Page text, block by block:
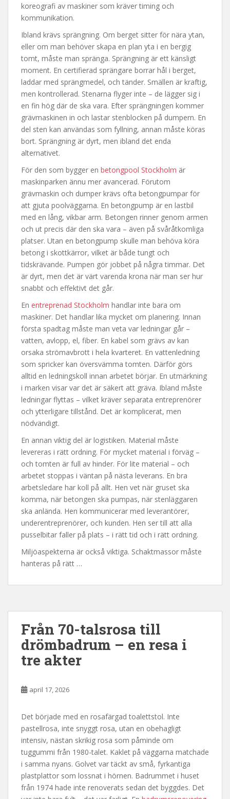
koreografi av maskiner som kräver timing och
kommunikation.
Ibland krävs sprängning. Om berget sitter för nära ytan,
eller om man behöver skapa en plan yta i en bergig
tomt, måste man spränga. Sprängning är ett känsligt
moment. En certifierad sprängare borrar hål i berget,
laddar med sprängmedel, och tänder. Smällen är kraftig,
men kontrollerad. Stenarna flyger inte – de lägger sig i
en fin hög där de ska vara. Efter sprängningen kommer
grävmaskinen in och lastar stenblocken på dumpern. En
del sten kan användas som fyllning, annan måste köras
bort. Sprängning är dyrt, men ibland det enda
alternativet.
För den som bygger en betongpool Stockholm är
maskinparken ännu mer avancerad. Förutom
grävmaskin och dumper krävs ofta betongpumpar för
att gjuta poolväggarna. En betongpump är en lastbil
med en lång, vikbar arm. Betongen rinner genom armen
och ut precis där den ska vara – även på svåråtkomliga
platser. Utan en betongpump skulle man behöva köra
betong i skottkärror, vilket är både tungt och
tidskrävande. Pumpen gör jobbet på några timmar. Det
är dyrt, men det är värt varenda krona när man ser hur
snabbt och effektivt det går.
En entreprenad Stockholm handlar inte bara om
maskiner. Det handlar lika mycket om planering. Innan
första spadtag måste man veta var ledningar går –
vatten, avlopp, el, fiber. En kabel som grävs av kan
orsaka strömavbrott i hela kvarteret. En vattenledning
som spricker kan översvämma tomten. Därför görs
alltid en ledningskoll innan arbetet börjar. En utmärkning
i marken visar var det är säkert att gräva. Ibland måste
ledningar flyttas – vilket kräver separata entreprenörer
och ytterligare tillstånd. Det är komplicerat, men
nödvändigt.
En annan viktig del är logistiken. Material måste
levereras i rätt ordning. För mycket material i förväg –
och tomten är full av hinder. För lite material – och
arbetet stoppas i väntan på nästa leverans. En bra
arbetsledare har koll på allt. Hen vet när gruset ska
komma, när betongen ska pumpas, när stenläggaren
ska anlända. Hen kommunicerar med leverantörer,
underentreprenörer, och kunden. Hen ser till att alla
pusselbitar faller på plats – i rätt tid och i rätt ordning.
Miljöaspekterna är också viktiga. Schaktmassor måste
hanteras på rätt …
Från 70-talsrosa till
drömbadrum – en resa i
tre akter
april 17, 2026
Det började med en rosafärgad toalettstol. Inte
pastellrosa, inte snyggt rosa, utan en obehagligt
intensiv, nästan skrikig rosa som påminde om
tuggummi från 1980-talet. Kaklet på väggarna matchade
i samma nyans. Golvet var täckt av små, fyrkantiga
plastplattor som lossnat i hörnen. Badrummet i huset
från 1974 hade inte renoverats sedan det byggdes. Det